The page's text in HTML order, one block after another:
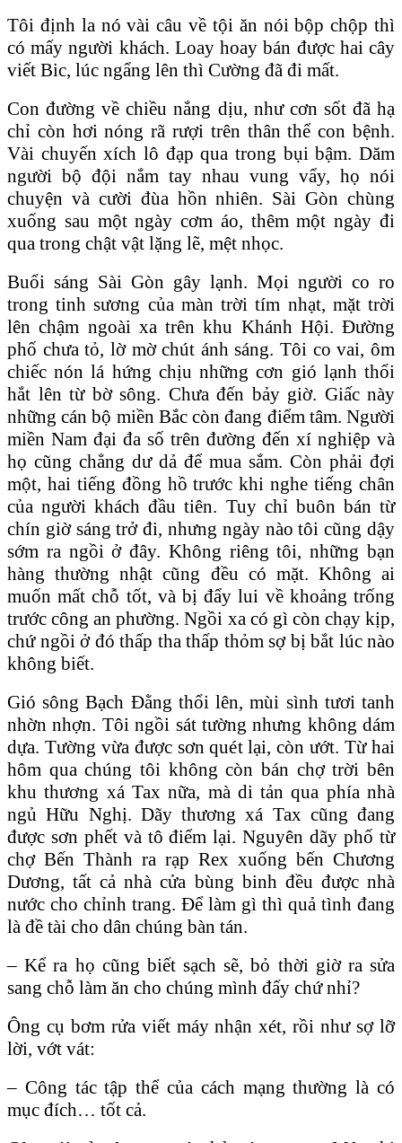
Tôi định la nó vài câu về tội ăn nói bộp chộp thì
có mấy người khách. Loay hoay bán được hai cây
viết Bic, lúc ngẩng lên thì Cường đã đi mất.
Con đường về chiều nắng dịu, như cơn sốt đã hạ
chỉ còn hơi nóng rã rượi trên thân thể con bệnh.
Vài chuyến xích lô đạp qua trong bụi bậm. Dăm
người bộ đội nắm tay nhau vung vẩy, họ nói
chuyện và cười đùa hồn nhiên. Sài Gòn chùng
xuống sau một ngày cơm áo, thêm một ngày đi
qua trong chật vật lặng lẽ, mệt nhọc.
Buổi sáng Sài Gòn gây lạnh. Mọi người co ro
trong tinh sương của màn trời tím nhạt, mặt trời
lên chậm ngoài xa trên khu Khánh Hội. Đường
phố chưa tỏ, lờ mờ chút ánh sáng. Tôi co vai, ôm
chiếc nón lá hứng chịu những cơn gió lạnh thổi
hắt lên từ bờ sông. Chưa đến bảy giờ. Giấc này
những cán bộ miền Bắc còn đang điểm tâm. Người
miền Nam đại đa số trên đường đến xí nghiệp và
họ cũng chẳng dư dả để mua sắm. Còn phải đợi
một, hai tiếng đồng hồ trước khi nghe tiếng chân
của người khách đầu tiên. Tuy chỉ buôn bán từ
chín giờ sáng trở đi, nhưng ngày nào tôi cũng dậy
sớm ra ngồi ở đây. Không riêng tôi, những bạn
hàng thường nhật cũng đều có mặt. Không ai
muốn mất chỗ tốt, và bị đẩy lui về khoảng trống
trước công an phường. Ngồi xa có gì còn chạy kịp,
chứ ngồi ở đó thấp tha thấp thỏm sợ bị bắt lúc nào
không biết.
Gió sông Bạch Đằng thổi lên, mùi sình tươi tanh
nhờn nhợn. Tôi ngồi sát tường nhưng không dám
dựa. Tường vừa được sơn quét lại, còn ướt. Từ hai
hôm qua chúng tôi không còn bán chợ trời bên
khu thương xá Tax nữa, mà di tản qua phía nhà
ngủ Hữu Nghị. Dãy thương xá Tax cũng đang
được sơn phết và tô điểm lại. Nguyên dãy phố từ
chợ Bến Thành ra rạp Rex xuống bến Chương
Dương, tất cả nhà cửa bùng binh đều được nhà
nước cho chỉnh trang. Để làm gì thì quả tình đang
là đề tài cho dân chúng bàn tán.
– Kể ra họ cũng biết sạch sẽ, bỏ thời giờ ra sửa
sang chỗ làm ăn cho chúng mình đấy chứ nhỉ?
Ông cụ bơm rửa viết máy nhận xét, rồi như sợ lỡ
lời, vớt vát:
– Công tác tập thể của cách mạng thường là có
mục đích… tốt cả.